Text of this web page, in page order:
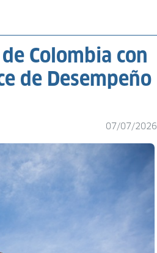
Colombia con
de Desempeño
07/07/2026